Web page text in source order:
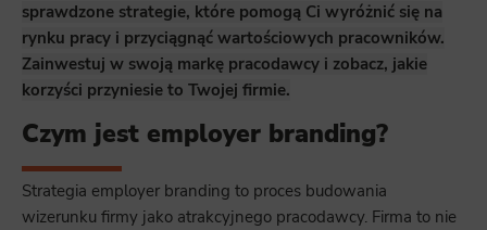
sprawdzone strategie, które pomogą Ci wyróżnić się na
rynku pracy i przyciągnąć wartościowych pracowników.
Zainwestuj w swoją markę pracodawcy i zobacz, jakie
korzyści przyniesie to Twojej firmie.
Czym jest employer branding?
Strategia employer branding to proces budowania
wizerunku firmy jako atrakcyjnego pracodawcy. Firma to nie